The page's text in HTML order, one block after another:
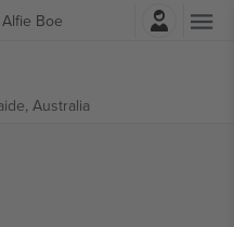
Alfie Boe
Přihlásit se
Australia